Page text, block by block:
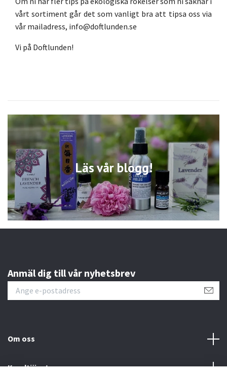
Läs vår blogg!
vårt sortiment går det som vanligt bra att tipsa oss via
vår mailadress, info@doftlunden.se
Vi på Doftlunden!
Anmäl dig till vår nyhetsbrev
Om oss
Kundtjänst